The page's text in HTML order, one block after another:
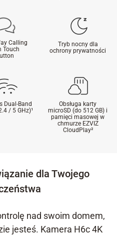
Calling
Touch
Tryb nocny dla
ochrony prywatności
Dual-Band
/ 5 GHz)¹
Obsługa karty
microSD (do 512 GB) i
pamięci masowej w
chmurze EZVIZ
CloudPlay²
dla Twojego
nad swoim domem,
jesteś. Kamera H6c 4K